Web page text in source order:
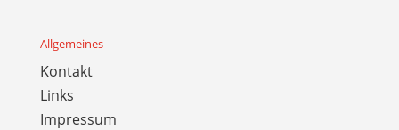
Allgemeines
Kontakt
Links
Impressum